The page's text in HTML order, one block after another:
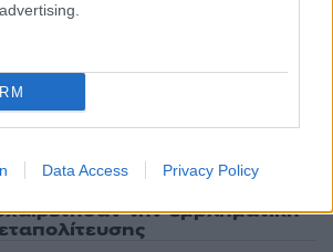
Data Access Privacy Policy
τελευταίο αντίο στον Λάκη
την εμβληματική